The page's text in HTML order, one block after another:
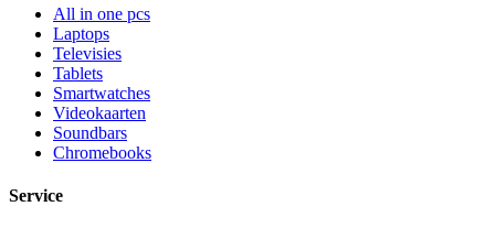
All in one pcs
Laptops
Televisies
Tablets
Smartwatches
Videokaarten
Soundbars
Chromebooks
Service